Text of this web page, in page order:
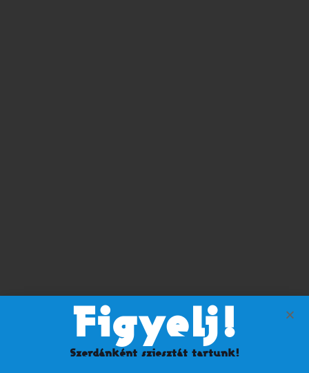
Figyelj!
Szerdánként sziesztát tartunk!